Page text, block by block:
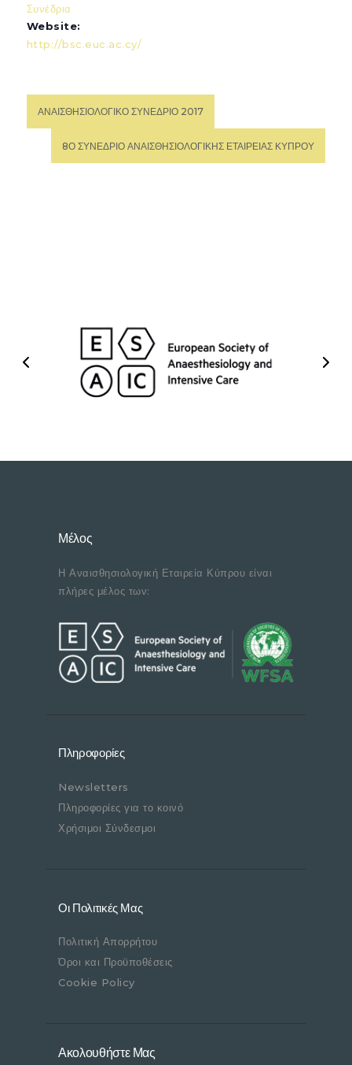
Συνέδρια
Website:
http://bsc.euc.ac.cy/
ΑΝΑΙΣΘΗΣΙΟΛΟΓΙΚΟ ΣΥΝΕΔΡΙΟ 2017
8Ο ΣΥΝΕΔΡΙΟ ΑΝΑΙΣΘΗΣΙΟΛΟΓΙΚΗΣ ΕΤΑΙΡΕΙΑΣ ΚΥΠΡΟΥ
Μέλος
Η Αναισθησιολογική Εταιρεία Κύπρου είναι
πλήρες μέλος των:
Πληροφορίες
Newsletters
Πληροφορίες για το κοινό
Χρήσιμοι Σύνδεσμοι
Οι Πολιτικές Μας
Πολιτική Απορρήτου
Όροι και Προϋποθέσεις
Cookie Policy
Ακολουθήστε Μας